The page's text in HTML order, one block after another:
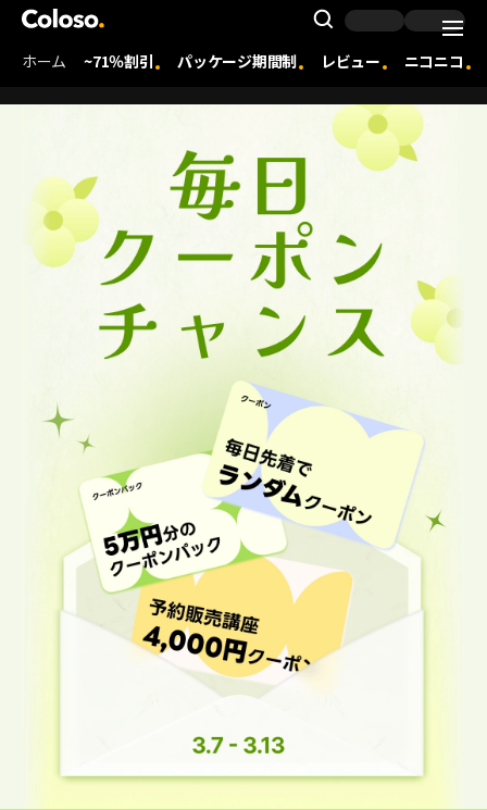
Coloso. | コロソ.
Search
Coloso Menu
ホーム ~71％割引 パッケージ期間制 レビュー ニコニコ